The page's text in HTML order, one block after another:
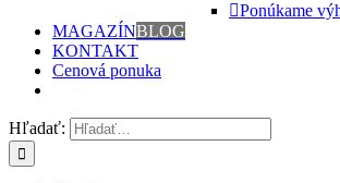
Ponúkame
MAGAZÍNBLOG
KONTAKT
Cenová ponuka
Hľadať: